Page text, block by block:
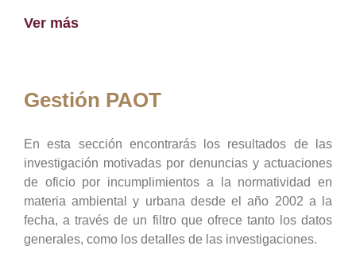
Ver más
Gestión PAOT
En esta sección encontrarás los resultados de las
investigación motivadas por denuncias y actuaciones
de oficio por incumplimientos a la normatividad en
materia ambiental y urbana desde el año 2002 a la
fecha, a través de un filtro que ofrece tanto los datos
generales, como los detalles de las investigaciones.